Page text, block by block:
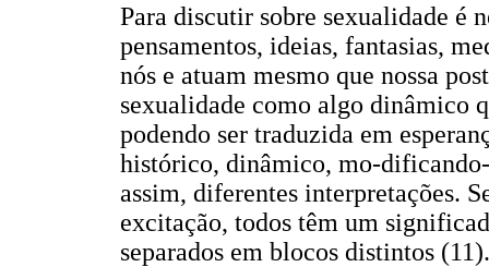
Para discutir sobre sexualidade é
pensamentos, ideias, fantasias,
nós e atuam mesmo que nossa
sexualidade como algo dinâmico
podendo ser traduzida em
histórico, dinâmico, mo-
assim, diferentes interpretações.
excitação, todos têm um
separados em blocos distintos (11).